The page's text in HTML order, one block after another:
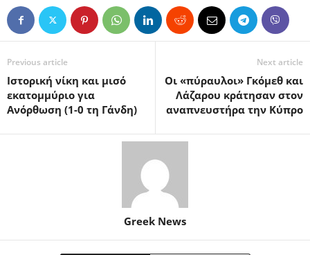
Previous article
Ιστορική νίκη και μισό
εκατομμύριο για
Ανόρθωση (1-0 τη Γάνδη)
Next article
Οι «πύραυλοι» Γκόμεθ και
Λάζαρου κράτησαν στον
αναπνευστήρα την Κύπρο
Greek News